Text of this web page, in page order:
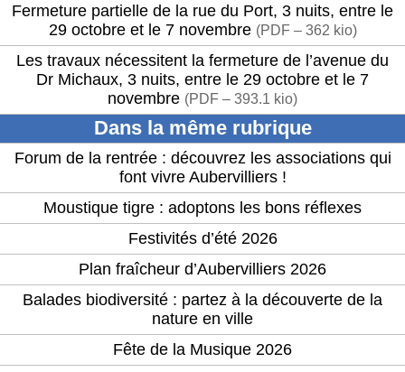
Fermeture partielle de la rue du Port, 3 nuits, entre le
29 octobre et le 7 novembre (PDF – 362 kio)
Les travaux nécessitent la fermeture de l’avenue du
Dr Michaux, 3 nuits, entre le 29 octobre et le 7
novembre (PDF – 393.1 kio)
Dans la même rubrique
Forum de la rentrée : découvrez les associations qui
font vivre Aubervilliers !
Moustique tigre : adoptons les bons réflexes
Festivités d’été 2026
Plan fraîcheur d’Aubervilliers 2026
Balades biodiversité : partez à la découverte de la
nature en ville
Fête de la Musique 2026